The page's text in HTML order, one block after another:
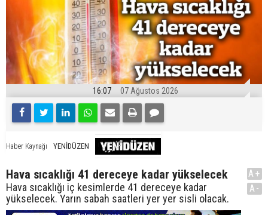
16:07 07 Ağustos 2026
Haber Kaynağı YENİDÜZEN
Hava sıcaklığı 41 dereceye kadar yükselecek
Hava sıcaklığı iç kesimlerde 41 dereceye kadar
yükselecek. Yarın sabah saatleri yer yer sisli olacak.
A+
A-